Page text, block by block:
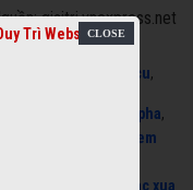
giaitri.vnexpress.net
thu mua xe nuoc mia cu,
máy phát điện 3 pha,
kem
nhac xua
Trì Website